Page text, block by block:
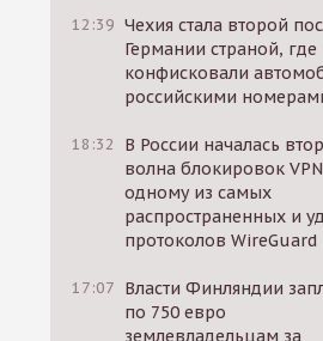
12:39 Чехия стала второй
Германии страной, где
конфисковали
российскими
18:32
В России началась
волна блокировок
одному из самых
распространенных и
протоколов WireGuard
17:07 Власти Финляндии
по 750 евро
землевладельцам за